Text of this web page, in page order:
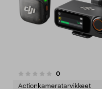
0arvostelut
Actionkameratarvikkeet